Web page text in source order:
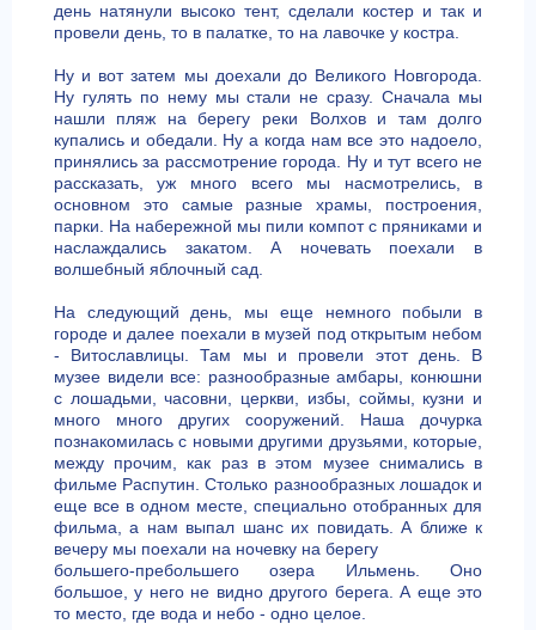
день натянули высоко тент, сделали костер и так и
провели день, то в палатке, то на лавочке у костра.
Ну и вот затем мы доехали до Великого Новгорода.
Ну гулять по нему мы стали не сразу. Сначала мы
нашли пляж на берегу реки Волхов и там долго
купались и обедали. Ну а когда нам все это надоело,
принялись за рассмотрение города. Ну и тут всего не
рассказать, уж много всего мы насмотрелись, в
основном это самые разные храмы, построения,
парки. На набережной мы пили компот с пряниками и
наслаждались закатом. А ночевать поехали в
волшебный яблочный сад.
На следующий день, мы еще немного побыли в
городе и далее поехали в музей под открытым небом
- Витославлицы. Там мы и провели этот день. В
музее видели все: разнообразные амбары, конюшни
с лошадьми, часовни, церкви, избы, соймы, кузни и
много много других сооружений. Наша дочурка
познакомилась с новыми другими друзьями, которые,
между прочим, как раз в этом музее снимались в
фильме Распутин. Столько разнообразных лошадок и
еще все в одном месте, специально отобранных для
фильма, а нам выпал шанс их повидать. А ближе к
вечеру мы поехали на ночевку на берегу
большего-пребольшего озера Ильмень. Оно
большое, у него не видно другого берега. А еще это
то место, где вода и небо - одно целое.